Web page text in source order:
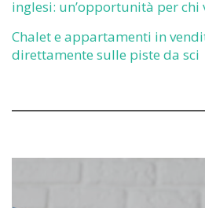
inglesi: un’opportunità per chi
Chalet e appartamenti in
direttamente sulle piste da sci